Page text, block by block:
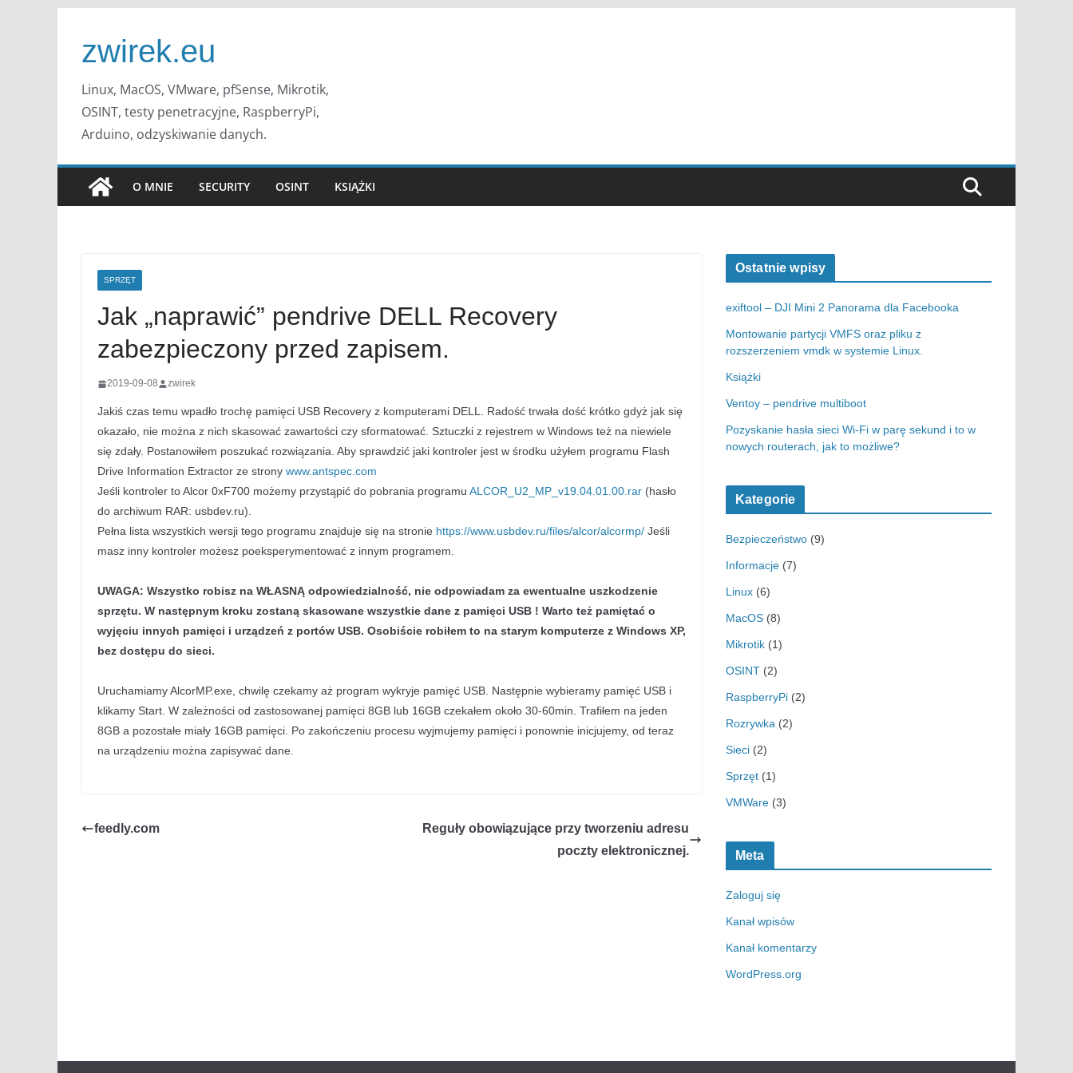
treścizwirek.eu
Linux, MacOS, VMware, pfSense, Mikrotik,
OSINT, testy penetracyjne, RaspberryPi,
Arduino, odzyskiwanie danych.
O MNIE SECURITY OSINT KSIĄŻKI
SPRZĘT
Jak „naprawić” pendrive DELL Recovery
zabezpieczony przed zapisem.
2019-09-08 zwirek
Jakiś czas temu wpadło trochę pamięci USB Recovery z komputerami DELL. Radość trwała dość krótko gdyż jak się
okazało, nie można z nich skasować zawartości czy sformatować. Sztuczki z rejestrem w Windows też na niewiele
się zdały. Postanowiłem poszukać rozwiązania. Aby sprawdzić jaki kontroler jest w środku użyłem programu Flash
Drive Information Extractor ze strony www.antspec.com
Jeśli kontroler to Alcor 0xF700 możemy przystąpić do pobrania programu ALCOR_U2_MP_v19.04.01.00.rar (hasło
do archiwum RAR: usbdev.ru).
Pełna lista wszystkich wersji tego programu znajduje się na stronie https://www.usbdev.ru/files/alcor/alcormp/ Jeśli
masz inny kontroler możesz poeksperymentować z innym programem.
UWAGA: Wszystko robisz na WŁASNĄ odpowiedzialność, nie odpowiadam za ewentualne uszkodzenie
sprzętu. W następnym kroku zostaną skasowane wszystkie dane z pamięci USB ! Warto też pamiętać o
wyjęciu innych pamięci i urządzeń z portów USB. Osobiście robiłem to na starym komputerze z Windows XP,
bez dostępu do sieci.
Uruchamiamy AlcorMP.exe, chwilę czekamy aż program wykryje pamięć USB. Następnie wybieramy pamięć USB i
klikamy Start. W zależności od zastosowanej pamięci 8GB lub 16GB czekałem około 30-60min. Trafiłem na jeden
8GB a pozostałe miały 16GB pamięci. Po zakończeniu procesu wyjmujemy pamięci i ponownie inicjujemy, od teraz
na urządzeniu można zapisywać dane.
feedly.com
Reguły obowiązujące przy tworzeniu adresu
poczty elektronicznej.
Ostatnie wpisy
exiftool – DJI Mini 2 Panorama dla Facebooka
Montowanie partycji VMFS oraz pliku z
rozszerzeniem vmdk w systemie Linux.
Książki
Ventoy – pendrive multiboot
Pozyskanie hasła sieci Wi-Fi w parę sekund i to w
nowych routerach, jak to możliwe?
Kategorie
Bezpieczeństwo (9)
Informacje (7)
Linux (6)
MacOS (8)
Mikrotik (1)
OSINT (2)
RaspberryPi (2)
Rozrywka (2)
Sieci (2)
Sprzęt (1)
VMWare (3)
Meta
Zaloguj się
Kanał wpisów
Kanał komentarzy
WordPress.org